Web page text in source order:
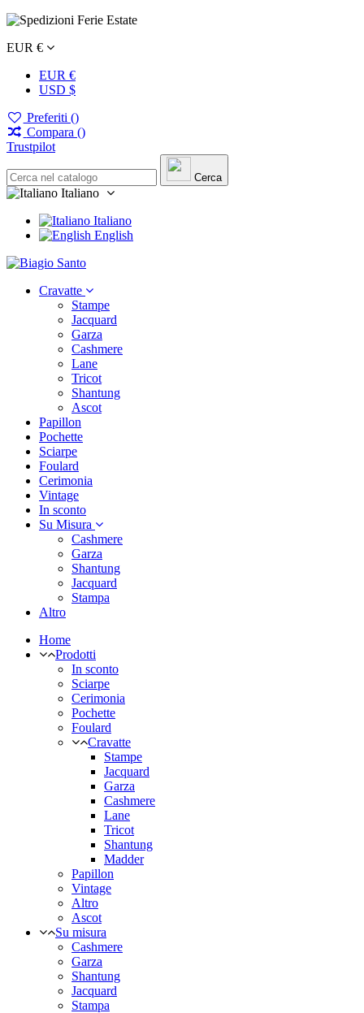
EUR €
EUR €
USD $
Preferiti ()
Compara ()
Trustpilot
Cerca
Italiano
Italiano
English
Cravatte
Stampe
Jacquard
Garza
Cashmere
Lane
Tricot
Shantung
Ascot
Papillon
Pochette
Sciarpe
Foulard
Cerimonia
Vintage
In sconto
Su Misura
Cashmere
Garza
Shantung
Jacquard
Stampa
Altro
Home
Prodotti
In sconto
Sciarpe
Cerimonia
Pochette
Foulard
Cravatte
Stampe
Jacquard
Garza
Cashmere
Lane
Tricot
Shantung
Madder
Papillon
Vintage
Altro
Ascot
Su misura
Cashmere
Garza
Shantung
Jacquard
Stampa